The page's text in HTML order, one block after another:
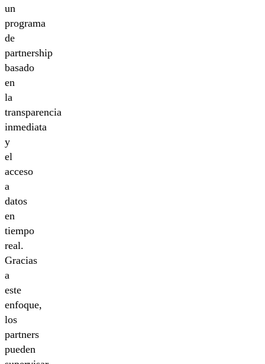
un
programa
de
partnership
basado
en
la
transparencia
inmediata
y
el
acceso
a
datos
en
tiempo
real.
Gracias
a
este
enfoque,
los
partners
pueden